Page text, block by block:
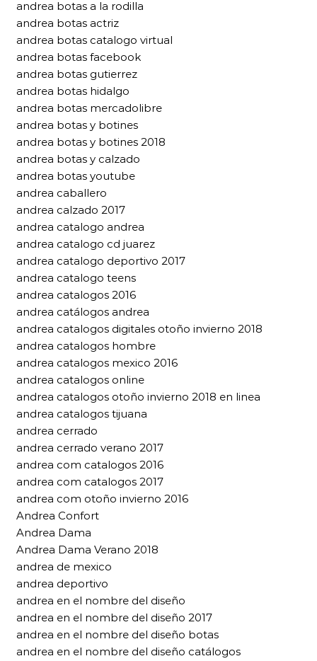
andrea botas a la rodilla
andrea botas actriz
andrea botas catalogo virtual
andrea botas facebook
andrea botas gutierrez
andrea botas hidalgo
andrea botas mercadolibre
andrea botas y botines
andrea botas y botines 2018
andrea botas y calzado
andrea botas youtube
andrea caballero
andrea calzado 2017
andrea catalogo andrea
andrea catalogo cd juarez
andrea catalogo deportivo 2017
andrea catalogo teens
andrea catalogos 2016
andrea catálogos andrea
andrea catalogos digitales otoño invierno 2018
andrea catalogos hombre
andrea catalogos mexico 2016
andrea catalogos online
andrea catalogos otoño invierno 2018 en linea
andrea catalogos tijuana
andrea cerrado
andrea cerrado verano 2017
andrea com catalogos 2016
andrea com catalogos 2017
andrea com otoño invierno 2016
Andrea Confort
Andrea Dama
Andrea Dama Verano 2018
andrea de mexico
andrea deportivo
andrea en el nombre del diseño
andrea en el nombre del diseño 2017
andrea en el nombre del diseño botas
andrea en el nombre del diseño catálogos